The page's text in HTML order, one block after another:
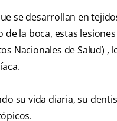
se desarrollan en
la boca, estas
Nacionales de Salud) ,
su vida diaria, su